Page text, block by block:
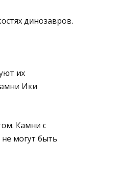
динозавров.
их
Ики
Камни с
могут быть